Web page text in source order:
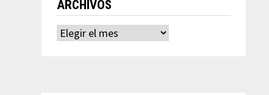
ARCHIVOS
Archivos